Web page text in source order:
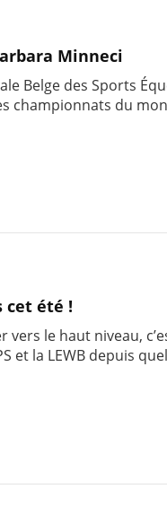
Minneci
Belge des Sports
championnats du
cet été !
le haut niveau,
et la LEWB depuis